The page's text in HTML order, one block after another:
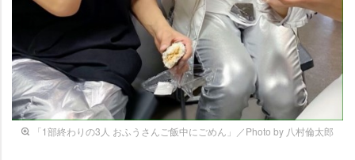
「1部終わりの3人 おふうさんご飯中にごめん」／Photo by 八村倫太郎